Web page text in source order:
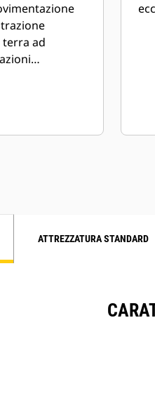
terra ad
ATTREZZATURA STANDARD